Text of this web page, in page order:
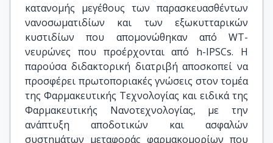
κατανομής μεγέθους των παρασκευασθέντων
νανοσωματιδίων και των εξωκυτταρικών
κυστιδίων που απομονώθηκαν από WT-
νευρώνες που προέρχονται από h-IPSCs. Η
παρούσα διδακτορική διατριβή αποσκοπεί να
προσφέρει πρωτοποριακές γνώσεις στον τομέα
της Φαρμακευτικής Τεχνολογίας και ειδικά της
Φαρμακευτικής Νανοτεχνολογίας, με την
ανάπτυξη αποδοτικών και ασφαλών
συστημάτων μεταφοράς φαρμακομορίων που